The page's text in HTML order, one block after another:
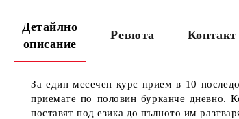
Детайлно
описание
Ревюта Контакт
За един месечен курс прием в 10
приемате по половин бурканче дневно.
поставят под езика до пълното им